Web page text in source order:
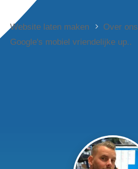
Website laten maken Over ons
Google's mobiel vriendelijke up..